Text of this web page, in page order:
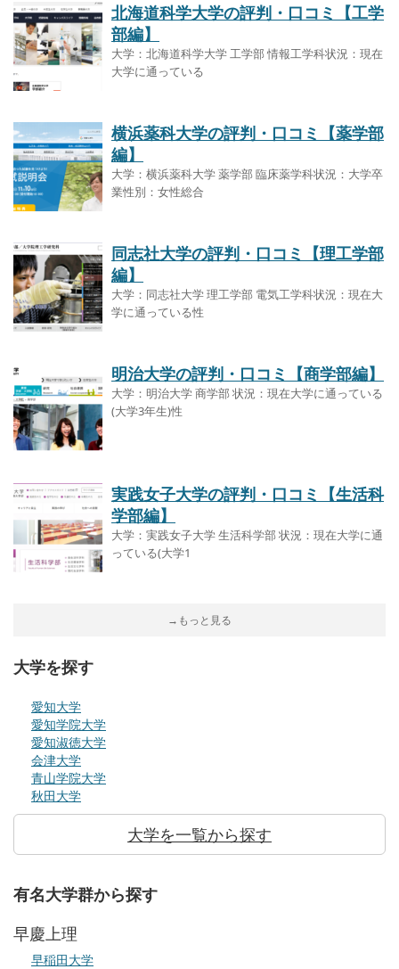
北海道科学大学の評判・口コミ【工学
部編】
大学：北海道科学大学 工学部 情報工学科状況：現在
大学に通っている
横浜薬科大学の評判・口コミ【薬学部
編】
大学：横浜薬科大学 薬学部 臨床薬学科状況：大学卒
業性別：女性総合
同志社大学の評判・口コミ【理工学部
編】
大学：同志社大学 理工学部 電気工学科状況：現在大
学に通っている性
明治大学の評判・口コミ【商学部編】
大学：明治大学 商学部 状況：現在大学に通っている
(大学3年生)性
実践女子大学の評判・口コミ【生活科
学部編】
大学：実践女子大学 生活科学部 状況：現在大学に通
っている(大学1
→もっと見る
大学を探す
愛知大学
愛知学院大学
愛知淑徳大学
会津大学
青山学院大学
秋田大学
大学を一覧から探す
有名大学群から探す
早慶上理
早稲田大学